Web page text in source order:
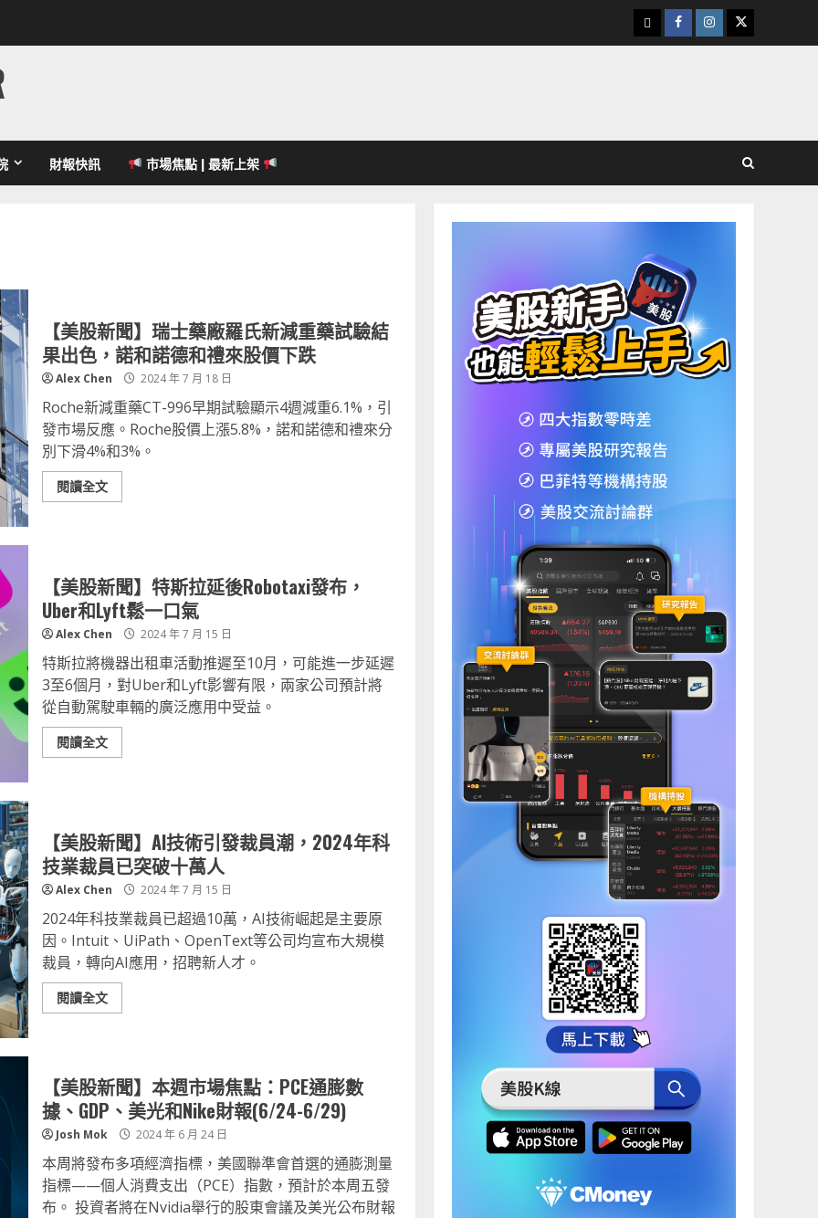
下
載
Facebook
Instagram
Twitter
財報快訊 市場焦點 | 最新上架
【美股新聞】瑞士藥廠羅氏新減重藥試驗結
果出色，諾和諾德和禮來股價下跌
Alex Chen 2024 年 7 月 18 日
Roche新減重藥CT-996早期試驗顯示4週減重6.1%，引
發市場反應。Roche股價上漲5.8%，諾和諾德和禮來分
別下滑4%和3%。
閱讀全文
【美股新聞】特斯拉延後Robotaxi發布，
Uber和Lyft鬆一口氣
Alex Chen 2024 年 7 月 15 日
特斯拉將機器出租車活動推遲至10月，可能進一步延遲
3至6個月，對Uber和Lyft影響有限，兩家公司預計將
從自動駕駛車輛的廣泛應用中受益。
閱讀全文
【美股新聞】AI技術引發裁員潮，2024年科
技業裁員已突破十萬人
Alex Chen 2024 年 7 月 15 日
2024年科技業裁員已超過10萬，AI技術崛起是主要原
因。Intuit、UiPath、OpenText等公司均宣布大規模
裁員，轉向AI應用，招聘新人才。
閱讀全文
【美股新聞】本週市場焦點：PCE通膨數
據、GDP、美光和Nike財報(6/24-6/29)
Josh Mok 2024 年 6 月 24 日
本周將發布多項經濟指標，美國聯準會首選的通膨測量
指標——個人消費支出（PCE）指數，預計於本周五發
布。 投資者將在Nvidia舉行的股東會議及美光公布財報